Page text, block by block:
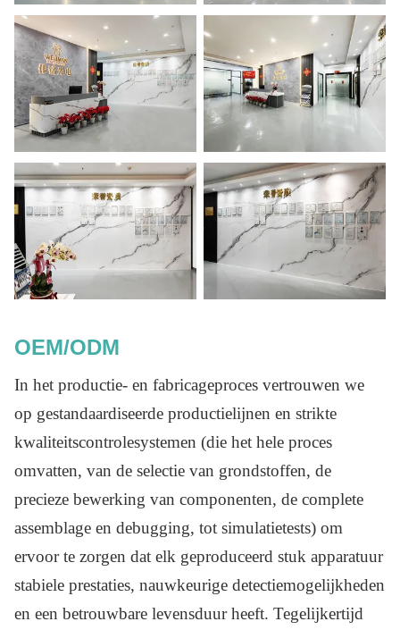
OEM/ODM
In het productie- en fabricageproces vertrouwen we
op gestandaardiseerde productielijnen en strikte
kwaliteitscontrolesystemen (die het hele proces
omvatten, van de selectie van grondstoffen, de
precieze bewerking van componenten, de complete
assemblage en debugging, tot simulatietests) om
ervoor te zorgen dat elk geproduceerd stuk apparatuur
stabiele prestaties, nauwkeurige detectiemogelijkheden
en een betrouwbare levensduur heeft. Tegelijkertijd